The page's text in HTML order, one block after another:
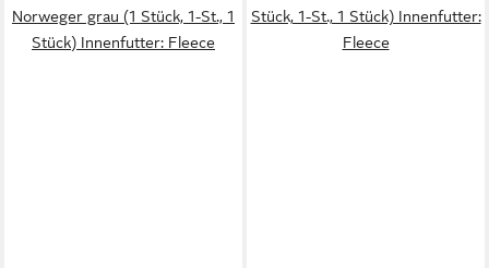
Norweger grau (1 Stück, 1-St., 1
Stück) Innenfutter: Fleece
Stück, 1-St., 1 Stück) Innenfutter:
Fleece